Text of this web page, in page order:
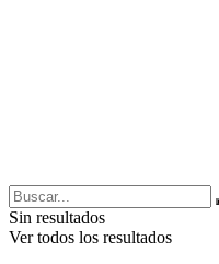
Sin resultados
Ver todos los resultados